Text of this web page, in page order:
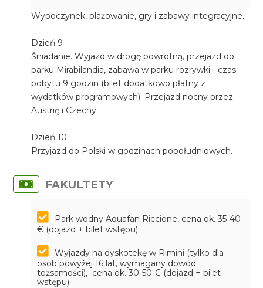
Wypoczynek, plażowanie, gry i zabawy integracyjne.
Dzień 9
Śniadanie. Wyjazd w drogę powrotną, przejazd do
parku Mirabilandia, zabawa w parku rozrywki - czas
pobytu 9 godzin (bilet dodatkowo płatny z
wydatków programowych). Przejazd nocny przez
Austrię i Czechy
Dzień 10
Przyjazd do Polski w godzinach popołudniowych.
FAKULTETY
Park wodny Aquafan Riccione, cena ok. 35-40
€ (dojazd + bilet wstępu)
Wyjazdy na dyskotekę w Rimini (tylko dla
osób powyżej 16 lat, wymagany dowód
tożsamości), cena ok. 30-50 € (dojazd + bilet
wstępu)